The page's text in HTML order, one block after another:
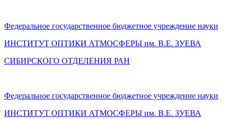
Федеральное государственное бюджетное учреждение науки
ИНСТИТУТ ОПТИКИ АТМОСФЕРЫ им. В.Е. ЗУЕВА
СИБИРСКОГО ОТДЕЛЕНИЯ РАН
Федеральное государственное бюджетное учреждение науки
ИНСТИТУТ ОПТИКИ АТМОСФЕРЫ им. В.Е. ЗУЕВА